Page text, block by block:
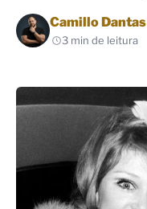
Por
Camillo Dantas
3 min de leitura